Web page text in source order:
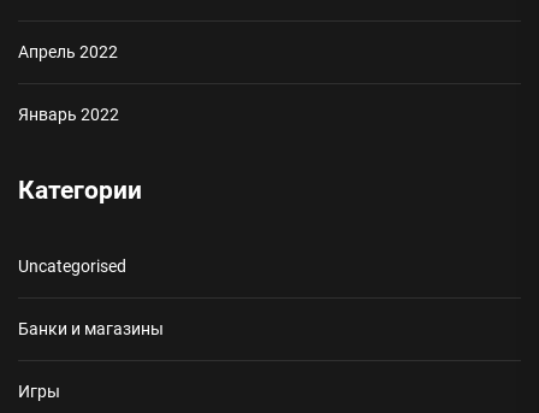
Апрель 2022
Январь 2022
Категории
Uncategorised
Банки и магазины
Игры